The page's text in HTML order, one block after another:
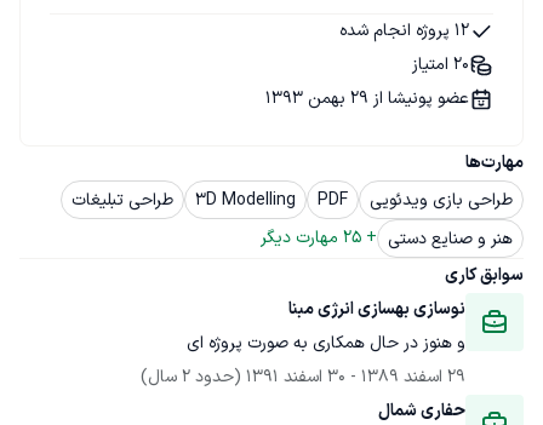
مهارت‌ها
طراحی بازی ویدئویی
PDF
3D Modelling
طراحی تبلیغات
هنر و صنایع دستی +
25 مهارت دیگر
سوابق کاری
نوسازی بهسازی انرژی مبنا
و هنوز در حال همکاری به صورت پروژه ای
29 اسفند 1389
- 30 اسفند 1391
(حدود 2 سال)
حفاری شمال
12 پروژه انجام شده
20 امتیاز
عضو پونیشا از 29 بهمن 1393